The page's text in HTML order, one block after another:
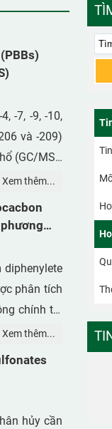
-7, -9, -10,
và -209)
(GC/MS).
detector
rác thải
được làm
gel tẩm
tổng
Mặc dù
này vẫn
nhiên mức
Chỉ thị
Xem thêm...
phân tích
chính tại
chiết được
153, -154,
thống GC-
Xem thêm...
hủy cần